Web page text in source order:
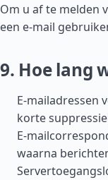
Om u af te melden
een e-mail
9. Hoe lang
E-mailadressen
korte
E-
waarna